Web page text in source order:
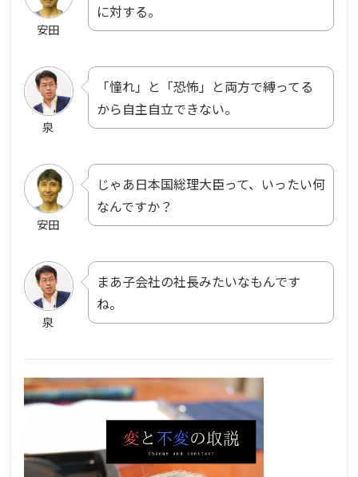
安田
に対する。
泉
「憧れ」と「恐怖」と両方で縛ってる
から自主自立できない。
安田
じゃあ日本国総理大臣って、いったい何
なんですか？
泉
まあ子会社の社長みたいなもんです
ね。